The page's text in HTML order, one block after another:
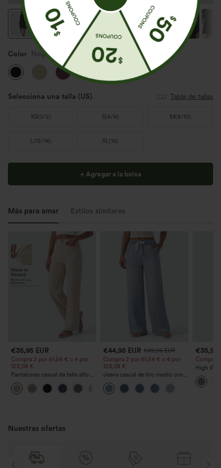
Color Negro
Selecciona una talla (US) Tabla de tallas
XS(0/2) S(4/6) M (8/10)
L(12/14) XL(16)
+ Agregar a la bolsa
Más para amar Estilos similares
€35,95 EUR
Compra 2 por 61,54 € o 4 por
123,08 €.
Pantalones casual de talle alto y
pierna recta con tacto de lino y
bolsillos
€44,95 EUR €49,95 EUR
Compra 2 por 61,54 € o 4 por
123,08 €.
Jeans casual de tiro medio con
cordón y bolsillos
€35,95
Compra
High
Straight
Nuestras ofertas